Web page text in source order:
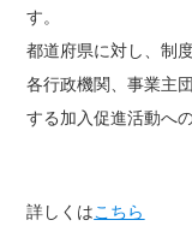
す。
都道府県に対し、制
各行政機関、事業主
する加入促進活動へ
詳しくはこちら